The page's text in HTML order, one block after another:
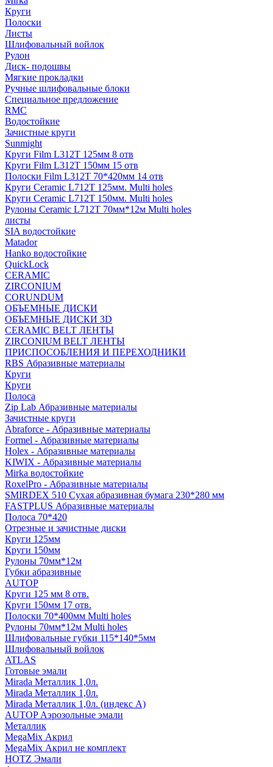
Круги
Полоски
Листы
Шлифовальный войлок
Рулон
Диск- подошвы
Мягкие прокладки
Ручные шлифовальные блоки
Специальное предложение
RMC
Водостойкие
Зачистные круги
Sunmight
Круги Film L312T 125мм 8 отв
Круги Film L312T 150мм 15 отв
Полоски Film L312T 70*420мм 14 отв
Круги Ceramic L712T 125мм. Multi holes
Круги Ceramic L712T 150мм. Multi holes
Рулоны Ceramic L712T 70мм*12м Multi holes
листы
SIA водостойкие
Matador
Hanko водостойкие
QuickLock
CERAMIC
ZIRCONIUM
СORUNDUM
ОБЪЕМНЫЕ ДИСКИ
ОБЪЕМНЫЕ ДИСКИ 3D
CERAMIC BELT ЛЕНТЫ
ZIRCONIUM BELT ЛЕНТЫ
ПРИСПОСОБЛЕНИЯ И ПЕРЕХОДНИКИ
RBS Абразивные материалы
Круги
Круги
Полоса
Zip Lab Абразивные материалы
Зачистные круги
Abraforce - Абразивные материалы
Formel - Абразивные материалы
Holex - Абразивные материалы
KIWIX - Абразивные материалы
Mirka водостойкие
RoxelPro - Абразивные материалы
SMIRDEX 510 Сухая абразивная бумага 230*280 мм
FASTPLUS Абразивные материалы
Полоса 70*420
Отрезные и зачистные диски
Круги 125мм
Круги 150мм
Рулоны 70мм*12м
Губки абразивные
AUTOP
Круги 125 мм 8 отв.
Круги 150мм 17 отв.
Полоски 70*400мм Multi holes
Рулоны 70мм*12м Multi holes
Шлифовальные губки 115*140*5мм
Шлифовальный войлок
ATLAS
Готовые эмали
Mirada Металлик 1,0л.
Mirada Металлик 1,0л.
Mirada Металлик 1,0л. (индекс А)
AUTOP Аэрозольные эмали
Металлик
MegaMix Акрил
MegaMix Акрил не комплект
HOTZ Эмали